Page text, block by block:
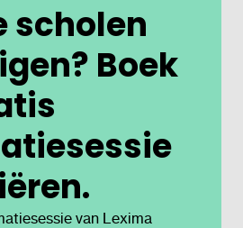
scholen
Boek
van Lexima